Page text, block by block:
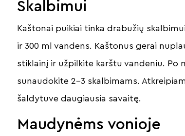
Skalbimui
Kaštonai puikiai tinka drabužių
ir 300 ml vandens. Kaštonus gerai
stiklainį ir užpilkite karštu vandeniu. Po
sunaudokite 2-3 skalbimams.
šaldytuve daugiausia savaitę.
Maudynėms vonioje